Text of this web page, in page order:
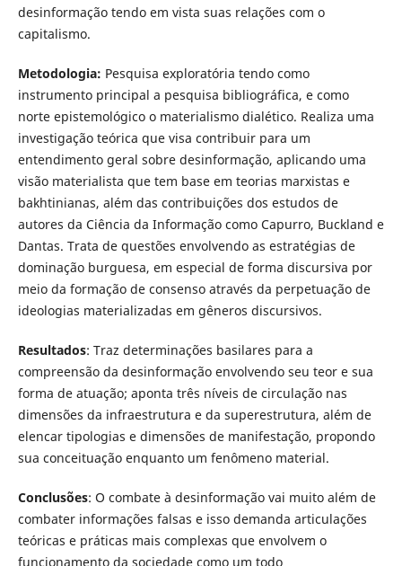
desinformação tendo em vista suas relações com o
capitalismo.
Metodologia: Pesquisa exploratória tendo como
instrumento principal a pesquisa bibliográfica, e como
norte epistemológico o materialismo dialético. Realiza uma
investigação teórica que visa contribuir para um
entendimento geral sobre desinformação, aplicando uma
visão materialista que tem base em teorias marxistas e
bakhtinianas, além das contribuições dos estudos de
autores da Ciência da Informação como Capurro, Buckland e
Dantas. Trata de questões envolvendo as estratégias de
dominação burguesa, em especial de forma discursiva por
meio da formação de consenso através da perpetuação de
ideologias materializadas em gêneros discursivos.
Resultados: Traz determinações basilares para a
compreensão da desinformação envolvendo seu teor e sua
forma de atuação; aponta três níveis de circulação nas
dimensões da infraestrutura e da superestrutura, além de
elencar tipologias e dimensões de manifestação, propondo
sua conceituação enquanto um fenômeno material.
Conclusões: O combate à desinformação vai muito além de
combater informações falsas e isso demanda articulações
teóricas e práticas mais complexas que envolvem o
funcionamento da sociedade como um todo